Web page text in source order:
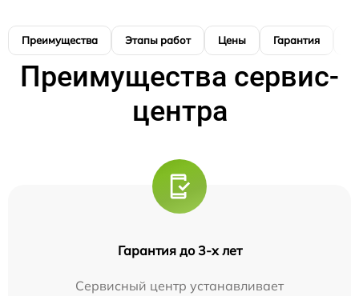
Преимущества Этапы работ Цены Гарантия
Преимущества сервис-
центра
Гарантия до 3-х лет
Сервисный центр устанавливает